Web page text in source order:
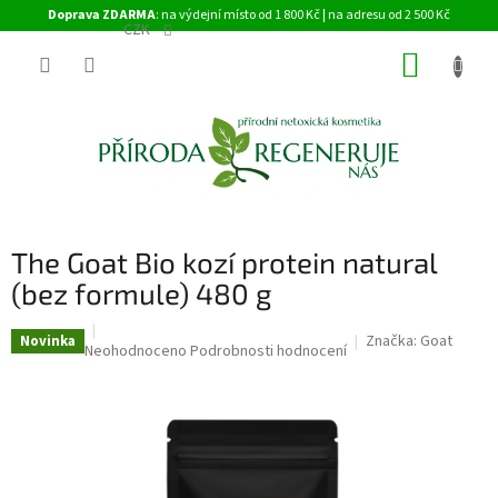
na
Doprava ZDARMA: na výdejní místo od 1 800 Kč | na adresu od 2 500 Kč
CZK
The Goat Bio kozí protein natural
(bez formule) 480 g
Novinka Průměrné
Neohodnoceno Podrobnosti hodnocení Značka: Goat